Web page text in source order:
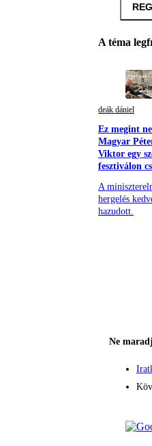
A téma
deák dániel
Ez megint
Magyar
Viktor egy
fesztiválon
A
hergelés
hazudott.
Ne